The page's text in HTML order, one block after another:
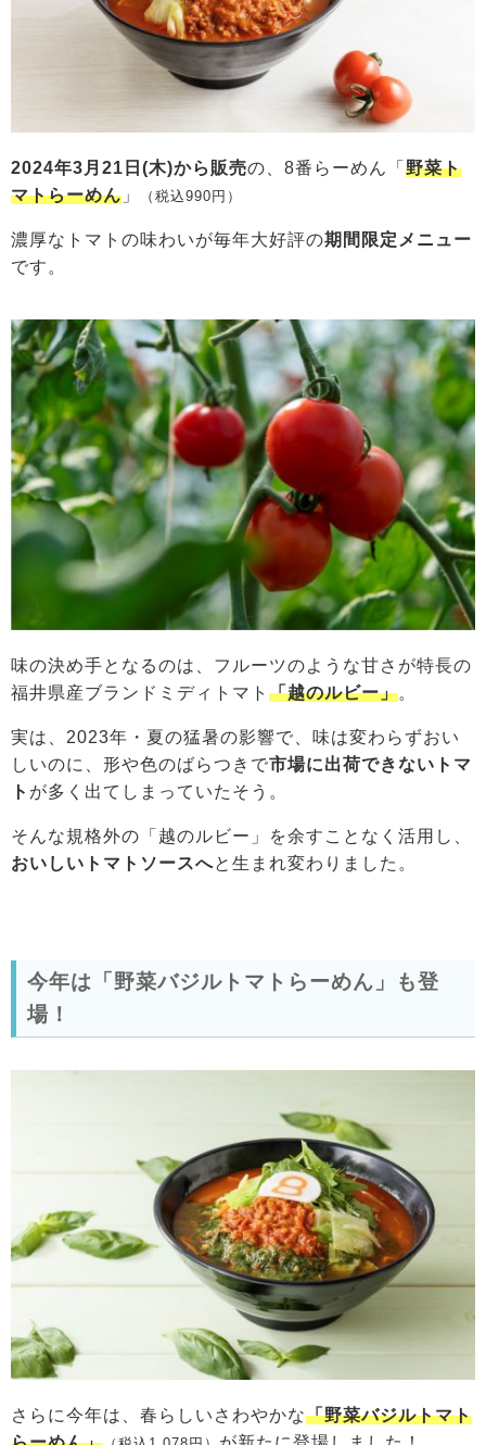
2024年3月21日(木)から販売の、8番らーめん「 野菜ト
マトらーめん 」 （税込990円）
濃厚なトマトの味わいが毎年大好評の期間限定メニュー
です。
味の決め手となるのは、フルーツのような甘さが特長の
福井県産ブランドミディトマト 「越のルビー」。
実は、2023年・夏の猛暑の影響で、味は変わらずおい
しいのに、形や色のばらつきで市場に出荷できないトマ
ト が多く出てしまっていたそう。
そんな規格外の「越のルビー」を余すことなく活用し、
おいしいトマトソースへと生まれ変わりました。
今年は「野菜バジルトマトらーめん」も登
場！
さらに今年は、春らしいさわやかな「野菜バジルトマト